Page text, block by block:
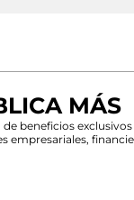
MÁS
de beneficios
empresariales,